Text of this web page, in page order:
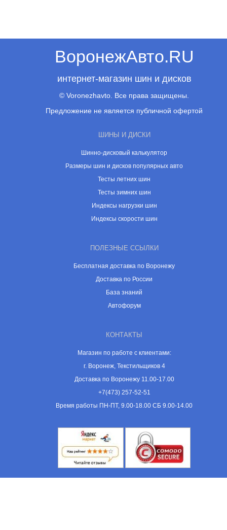
ВоронежАвто.RU
интернет-магазин шин и дисков
© Voronezhavto. Все права защищены.
Предложение не является публичной офертой
ШИНЫ И ДИСКИ
Шинно-дисковый калькулятор
Размеры шин и дисков популярных авто
Тесты летних шин
Тесты зимних шин
Индексы нагрузки шин
Индексы скорости шин
ПОЛЕЗНЫЕ ССЫЛКИ
Бесплатная доставка по Воронежу
Доставка по России
База знаний
Автофорум
КОНТАКТЫ
Магазин по работе с клиентами:
г. Воронеж, Текстильщиков 4
Доставка по Воронежу 11.00-17.00
+7(473) 257-52-51
Время работы ПН-ПТ, 9.00-18.00 СБ 9.00-14.00